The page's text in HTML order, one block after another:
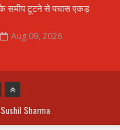
समीप टूटने से पचास एकड़
Aug 09, 2026
Sharma